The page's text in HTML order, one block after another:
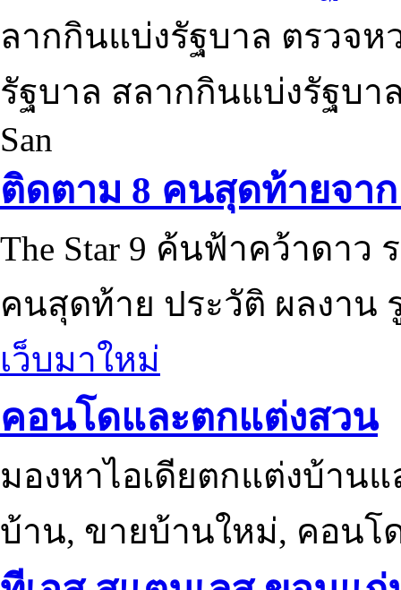
ลากกินแบ่งรัฐบาล ตรวจ
รัฐบาล สลากกินแบ่งรัฐบา
San
ติดตาม 8 คนสุดท้ายจาก
The Star 9 ค้นฟ้าคว้าดาว
คนสุดท้าย ประวัติ ผลงาน
เว็บมาใหม่
คอนโดและตกแต่งสวน
มองหาไอเดียตกแต่งบ้าน
บ้าน, ขายบ้านใหม่, คอนโ